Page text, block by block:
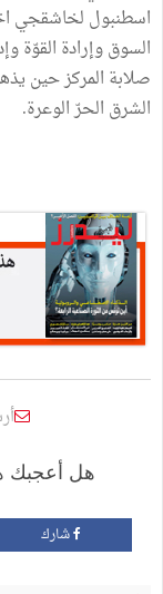
اسطنبول لخاشقجي
السوق وإرادة القوّة
صلابة المركز حين
الشرق الحرّ الوعرة.
هل أعجبك
شارك